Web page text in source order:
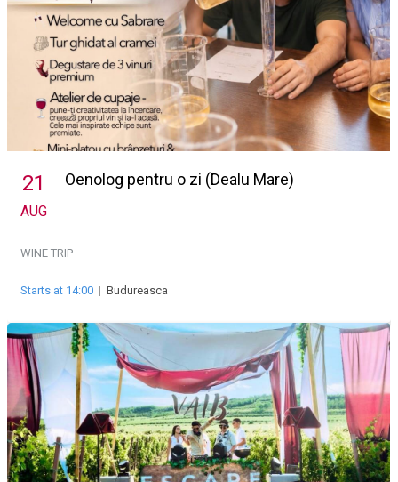
21
AUG
Oenolog pentru o zi (Dealu Mare)
WINE TRIP
Starts at 14:00 | Budureasca